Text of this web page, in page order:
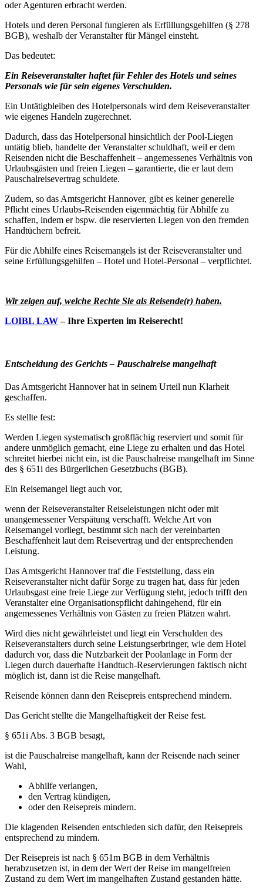
oder Agenturen erbracht werden.
Hotels und deren Personal fungieren als Erfüllungsgehilfen (§ 278
BGB), weshalb der Veranstalter für Mängel einsteht.
Das bedeutet:
Ein Reiseveranstalter haftet für Fehler des Hotels und seines
Personals wie für sein eigenes Verschulden.
Ein Untätigbleiben des Hotelpersonals wird dem Reiseveranstalter
wie eigenes Handeln zugerechnet.
Dadurch, dass das Hotelpersonal hinsichtlich der Pool-Liegen
untätig blieb, handelte der Veranstalter schuldhaft, weil er dem
Reisenden nicht die Beschaffenheit – angemessenes Verhältnis von
Urlaubsgästen und freien Liegen – garantierte, die er laut dem
Pauschalreisevertrag schuldete.
Zudem, so das Amtsgericht Hannover, gibt es keiner generelle
Pflicht eines Urlaubs-Reisenden eigenmächtig für Abhilfe zu
schaffen, indem er bspw. die reservierten Liegen von den fremden
Handtüchern befreit.
Für die Abhilfe eines Reisemangels ist der Reiseveranstalter und
seine Erfüllungsgehilfen – Hotel und Hotel-Personal – verpflichtet.
Wir zeigen auf, welche Rechte Sie als Reisende(r) haben.
LOIBL LAW– Ihre Experten im Reiserecht!
Entscheidung des Gerichts – Pauschalreise mangelhaft
Das Amtsgericht Hannover hat in seinem Urteil nun Klarheit
geschaffen.
Es stellte fest:
Werden Liegen systematisch großflächig reserviert und somit für
andere unmöglich gemacht, eine Liege zu erhalten und das Hotel
schreitet hierbei nicht ein, ist die Pauschalreise mangelhaft im Sinne
des § 651i des Bürgerlichen Gesetzbuchs (BGB).
Ein Reisemangel liegt auch vor,
wenn der Reiseveranstalter Reiseleistungen nicht oder mit
unangemessener Verspätung verschafft. Welche Art von
Reisemangel vorliegt, bestimmt sich nach der vereinbarten
Beschaffenheit laut dem Reisevertrag und der entsprechenden
Leistung.
Das Amtsgericht Hannover traf die Feststellung, dass ein
Reiseveranstalter nicht dafür Sorge zu tragen hat, dass für jeden
Urlaubsgast eine freie Liege zur Verfügung steht, jedoch trifft den
Veranstalter eine Organisationspflicht dahingehend, für ein
angemessenes Verhältnis von Gästen zu freien Plätzen wahrt.
Wird dies nicht gewährleistet und liegt ein Verschulden des
Reiseveranstalters durch seine Leistungserbringer, wie dem Hotel
dadurch vor, dass die Nutzbarkeit der Poolanlage in Form der
Liegen durch dauerhafte Handtuch-Reservierungen faktisch nicht
möglich ist, dann ist die Reise mangelhaft.
Reisende können dann den Reisepreis entsprechend mindern.
Das Gericht stellte die Mangelhaftigkeit der Reise fest.
§ 651i Abs. 3 BGB besagt,
ist die Pauschalreise mangelhaft, kann der Reisende nach seiner
Wahl,
Abhilfe verlangen,
den Vertrag kündigen,
oder den Reisepreis mindern.
Die klagenden Reisenden entschieden sich dafür, den Reisepreis
entsprechend zu mindern.
Der Reisepreis ist nach § 651m BGB in dem Verhältnis
herabzusetzen ist, in dem der Wert der Reise im mangelfreien
Zustand zu dem Wert im mangelhaften Zustand gestanden hätte.